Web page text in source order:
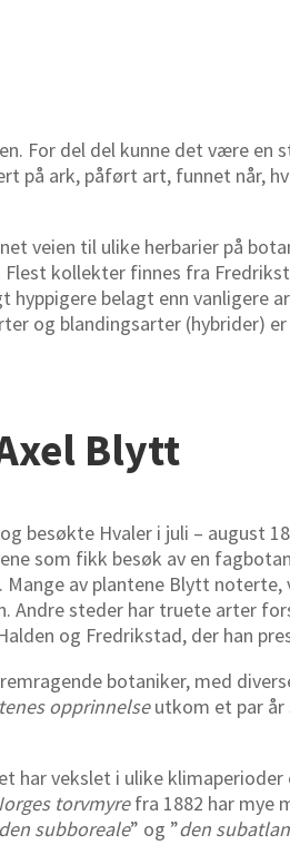
For del del kunne det være
på ark, påført art, funnet når,
veien til ulike herbarier på
Flest kollekter finnes fra
belagt enn vanligere
og blandingsarter (hybrider)
Blytt
besøkte Hvaler i juli – august
som fikk besøk av en
Mange av plantene Blytt noterte,
Andre steder har truete arter
og Fredrikstad, der han
botaniker, med
opprinnelseutkom et par år
har vekslet i ulike
torvmyrefra 1882 har mye
den subboreale” og ”den